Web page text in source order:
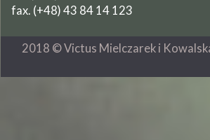
fax. (+48) 43 84 14 123
2018 © Victus Mielczarek i